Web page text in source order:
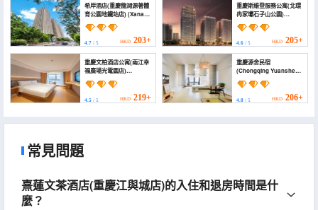
希岸酒店(重慶龍湖源著體
育公園地鐵站店) (Xana
Hotelle Hotel
(Chongqing Longhu
Yuanzhu Sports Park
Subway Station))
4.7 / 5 HKD 203+
重慶斯維登服務公寓(北環
冉家壩石子山公園)
(Sweetome Vacation
Rentals (Beihuan
Ranjiaba Shizishan
Park))
4.6/ 5 HKD 205+
重慶文柏酒店公寓(兩江幸
福廣場光電園店)
(Chongqing Wenbo
Hotel Apartment
(Liangjiang Xingfu
Square Photoelectric
4.5 / 5 HKD 219+
重慶源舍民宿
(Chongqing Yuanshe
Homestay)
4.8/ 5 HKD 206+
常見問題
熹蓮文茶酒店(重慶江與城店)的入住和退房時間是什
麼？